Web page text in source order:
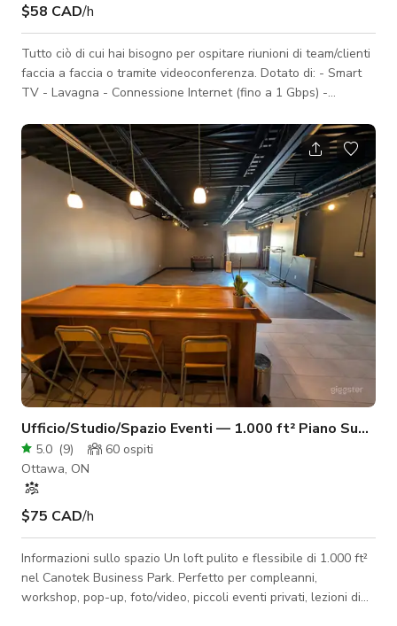
$58 CAD/h
Tutto ciò di cui hai bisogno per ospitare riunioni di team/clienti
faccia a faccia o tramite videoconferenza. Dotato di: - Smart
TV - Lavagna - Connessione Internet (fino a 1 Gbps) -
Aria condizionata e riscaldamento Costo: - $45 / ora + tasse -
$349 / giorno + tasse (limite di 10 ore) Parcheggio: Il
parcheggio è gratuito nelle strade laterali di Preston St., e
gratuito su Preston dopo le 17:00 e nei fine settimana. Se
necessario,
Ufficio/Studio/Spazio Eventi — 1.000 ft² Piano
5.0 (9) 60 ospiti
Ottawa, ON
$75 CAD/h
Informazioni sullo spazio Un loft pulito e flessibile di 1.000 ft²
nel Canotek Business Park. Perfetto per compleanni,
workshop, pop-up, foto/video, piccoli eventi privati, lezioni di